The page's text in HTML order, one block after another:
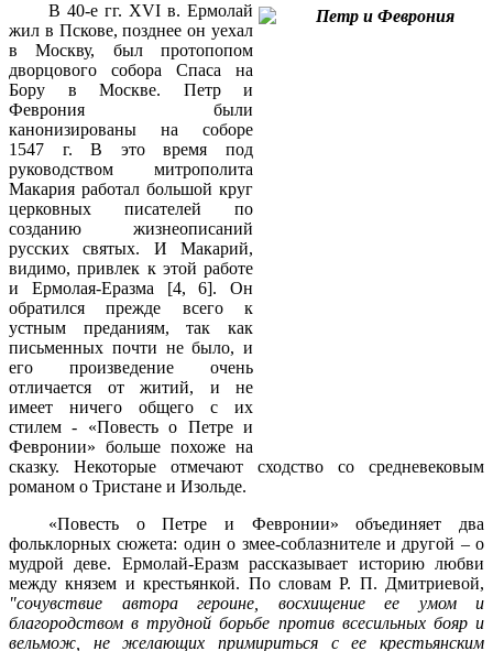
В 40-е гг. XVI в. Ермолай
жил в Пскове, позднее он уехал
в Москву, был протопопом
дворцового собора Спаса на
Бору в Москве. Петр и
Феврония были
канонизированы на соборе
1547 г. В это время под
руководством митрополита
Макария работал большой круг
церковных писателей по
созданию жизнеописаний
русских святых. И Макарий,
видимо, привлек к этой работе
и Ермолая-Еразма [4, 6]. Он
обратился прежде всего к
устным преданиям, так как
письменных почти не было, и
его произведение очень
отличается от житий, и не
имеет ничего общего с их
стилем - «Повесть о Петре и
Февронии» больше похоже на
сказку. Некоторые отмечают сходство со средневековым
романом о Тристане и Изольде.
«Повесть о Петре и Февронии» объединяет два
фольклорных сюжета: один о змее-соблазнителе и другой – о
мудрой деве. Ермолай-Еразм рассказывает историю любви
между князем и крестьянкой. По словам Р. П. Дмитриевой,
"сочувствие автора героине, восхищение ее умом и
благородством в трудной борьбе против всесильных бояр и
вельмож, не желающих примириться с ее крестьянским